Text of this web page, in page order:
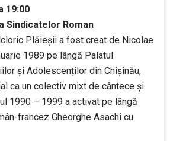
19:00
Sindicatelor Roman
Plăieșii a fost creat de Nicolae
1989 pe lângă Palatul
și Adolescenților din Chișinău,
ca un colectiv mixt de cântece și
1990 – 1999 a activat pe lângă
francez Gheorghe Asachi cu